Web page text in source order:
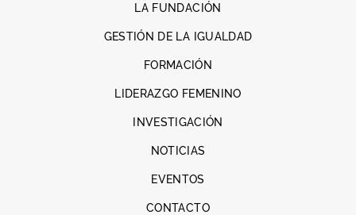
LA FUNDACIÓN
GESTIÓN DE LA IGUALDAD
FORMACIÓN
LIDERAZGO FEMENINO
INVESTIGACIÓN
NOTICIAS
EVENTOS
CONTACTO